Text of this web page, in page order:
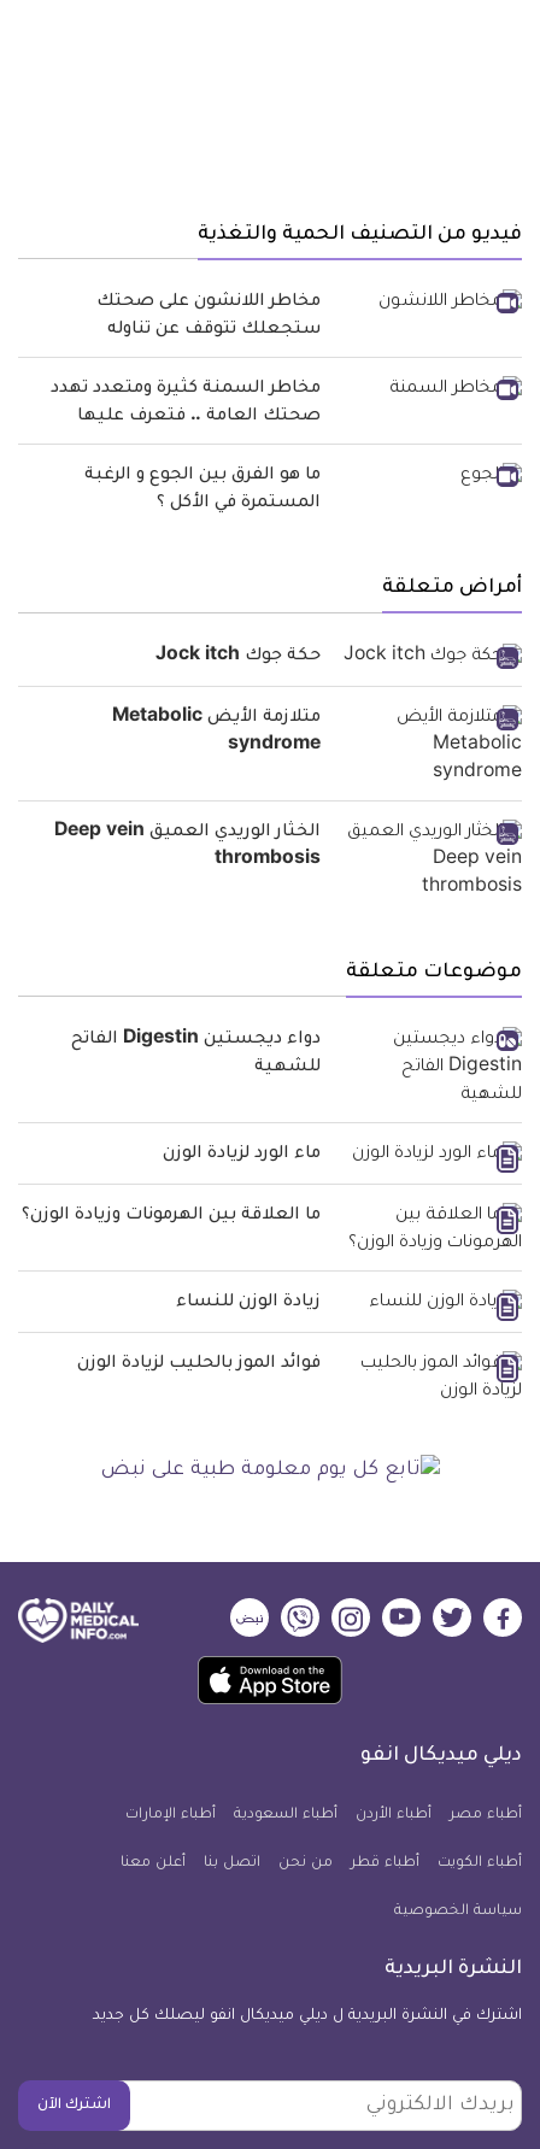
فيديو من التصنيف الحمية والتغذية
مخاطر اللانشون على صحتك
ستجعلك تتوقف عن تناوله
مخاطر السمنة كثيرة ومتعدد تهدد
صحتك العامة .. فتعرف عليها
ما هو الفرق بين الجوع و الرغبة
المستمرة في الأكل ؟
أمراض متعلقة
حكة جوك Jock itch
متلازمة الأيض Metabolic
syndrome
الخثار الوريدي العميق Deep vein
thrombosis
موضوعات متعلقة
دواء ديجستين Digestin الفاتح
للشهية
ماء الورد لزيادة الوزن
ما العلاقة بين الهرمونات وزيادة الوزن؟
زيادة الوزن للنساء
فوائد الموز بالحليب لزيادة الوزن
ديلي
فيسبوك
ديلي
تويتر
ديلي
ميديكال
يوتيوب
ديلي
ميديكال
انفو
ديلي
ميديكال
انفو
ديلي
ميديكال
انفو
حمل
تطبيق
معلومة
للآيفون
ديلي ميديكال انفو
أطباء مصر أطباء الأردن أطباء السعودية أطباء الإمارات
أطباء الكويت أطباء قطر من نحن اتصل بنا أعلن معنا
سياسة الخصوصية
النشرة البريدية
اشترك في النشرة البريدية ل ديلي ميديكال انفو ليصلك كل جديد
بريدك
الالكتروني
اشترك الآن